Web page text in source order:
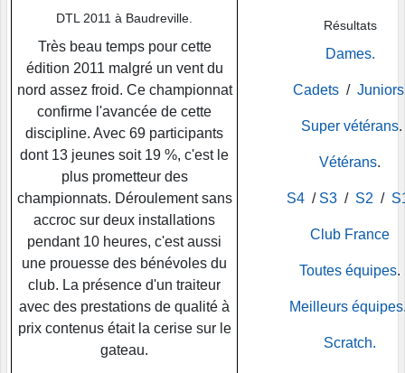
DTL 2011 à Baudreville.
Très beau temps pour cette
édition 2011 malgré un vent du
nord assez froid. Ce championnat
confirme l'avancée de cette
discipline. Avec 69 participants
dont 13 jeunes soit 19 %, c'est le
plus prometteur des
championnats. Déroulement sans
accroc sur deux installations
pendant 10 heures, c'est aussi
une prouesse des bénévoles du
club. La présence d'un traiteur
avec des prestations de qualité à
prix contenus était la cerise sur le
gateau.
Résultats
Dames.
Cadets/
Super vétérans.
Vétérans.
S4 / S3 / S2 /
Club France
Toutes équipes.
Meilleurs équipes
Scratch.